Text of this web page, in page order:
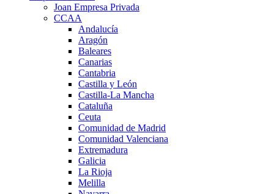
Joan Empresa Privada
CCAA
Andalucía
Aragón
Baleares
Canarias
Cantabria
Castilla y León
Castilla-La Mancha
Cataluña
Ceuta
Comunidad de Madrid
Comunidad Valenciana
Extremadura
Galicia
La Rioja
Melilla